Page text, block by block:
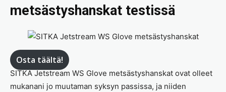
metsästyshanskat testissä
Osta täältä!
SITKA Jetstream WS Glove metsästyshanskat ovat olleet
mukanani jo muutaman syksyn passissa, ja niiden